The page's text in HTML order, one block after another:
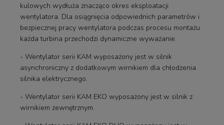
kulowych wydłuża znacząco okres eksploatacji
wentylatora. Dla osiągnięcia odpowiednich parametrów i
bezpiecznej pracy wentylatora podczas procesu montażu
każda turbina przechodzi dynamiczne wyważanie.
- Wentylator serii KAM wyposażony jest w silnik
asynchroniczny z dodatkowym wirnikiem dla chłodzenia
silnika elektrycznego.
- Wentylator serii KAM EKO wyposażony jest w silnik z
wirnikiem zewnętrznym.